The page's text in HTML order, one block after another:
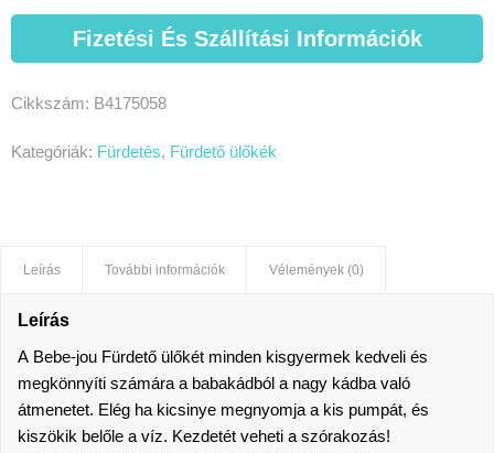
Fizetési És Szállítási Információk
Cikkszám: B4175058
Kategóriák: Fürdetés, Fürdető ülőkék
Leírás További információk Vélemények (0)
Leírás
A Bebe-jou Fürdető ülőkét minden kisgyermek kedveli és
megkönnyíti számára a babakádból a nagy kádba való
átmenetet. Elég ha kicsinye megnyomja a kis pumpát, és
kiszökik belőle a víz. Kezdetét veheti a szórakozás!